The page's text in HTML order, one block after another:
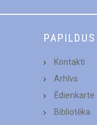
PAPILDUS
Kontakti
Arhīvs
Ēdienkarte
Bibliotēka